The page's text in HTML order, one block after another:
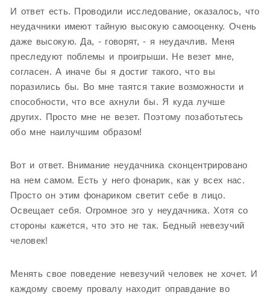
И ответ есть. Проводили исследование, оказалось, что
неудачники имеют тайную высокую самооценку. Очень
даже высокую. Да, - говорят, - я неудачлив. Меня
преследуют поблемы и проигрыши. Не везет мне,
согласен. А иначе бы я достиг такого, что вы
поразились бы. Во мне таятся такие возможности и
способности, что все ахнули бы. Я куда лучше
других. Просто мне не везет. Поэтому позаботьтесь
обо мне наилучшим образом!
Вот и ответ. Внимание неудачника сконцентрировано
на нем самом. Есть у него фонарик, как у всех нас.
Просто он этим фонариком светит себе в лицо.
Освещает себя. Огромное эго у неудачника. Хотя со
стороны кажется, что это не так. Бедный невезучий
человек!
Менять свое поведение невезучий человек не хочет. И
каждому своему провалу находит оправдание во